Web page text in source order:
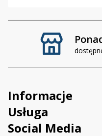
produktów
Informacje
Usługa
Social Media